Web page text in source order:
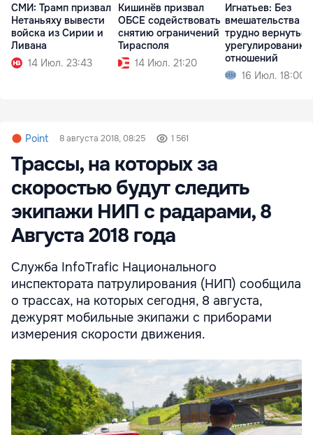
СМИ: Трамп призвал
Нетаньяху вывести
войска из Сирии и
Ливана
14 Июл. 23:43
Кишинёв призвал
ОБСЕ содействовать
снятию ограничений
Тирасполя
14 Июл. 21:20
Игнатьев: Без
вмешательства
трудно
урегулированию
отношений
16 Июл. 18:00
Point 8 августа 2018, 08:25 1 561
Трассы, на которых за
скоростью будут следить
экипажи НИП с радарами, 8
Августа 2018 года
Служба InfoTrafic Национального
инспектората патрулирования (НИП) сообщила
о трассах, на которых сегодня, 8 августа,
дежурят мобильные экипажи с приборами
измерения скорости движения.